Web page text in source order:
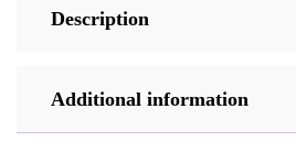
Description
Additional information